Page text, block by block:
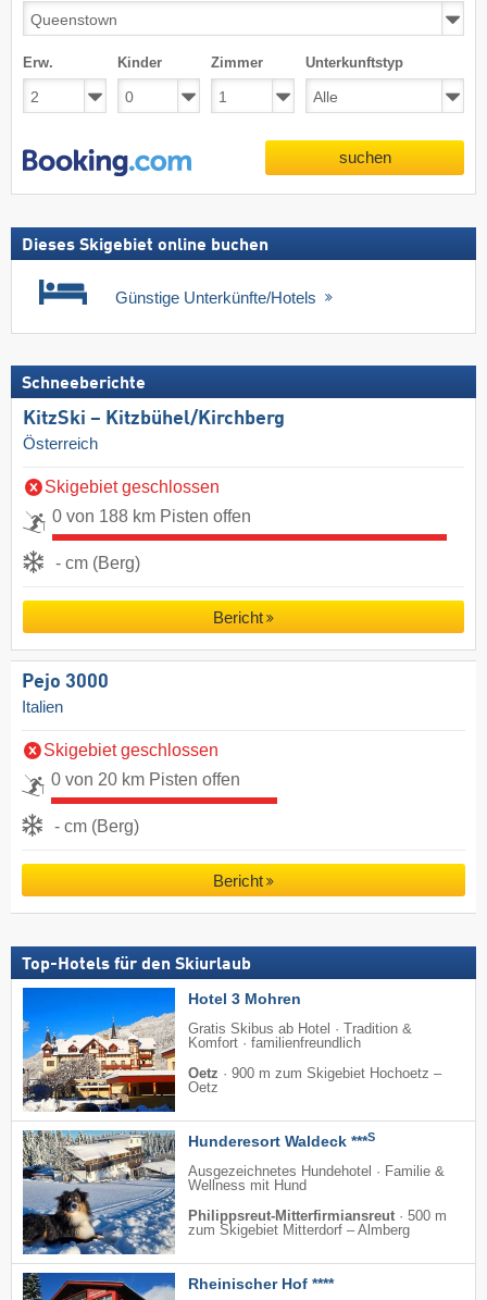
Erw. Kinder Zimmer Unterkunftstyp
suchen
Dieses Skigebiet online buchen
Günstige Unterkünfte/Hotels
Schneeberichte
KitzSki – Kitzbühel/​Kirchberg
Österreich
Skigebiet geschlossen
0 von 188 km Pisten offen
- cm (Berg)
Bericht
Pejo 3000
Italien
Skigebiet geschlossen
0 von 20 km Pisten offen
- cm (Berg)
Bericht
Top-Hotels für den Skiurlaub
Hotel 3 Mohren
Gratis Skibus ab Hotel · Tradition &
Komfort · familienfreundlich
Oetz · 900 m zum Skigebiet Hochoetz –
Oetz
Hunderesort Waldeck ***S
Ausgezeichnetes Hundehotel · Familie &
Wellness mit Hund
Philippsreut-Mitterfirmiansreut · 500 m
zum Skigebiet Mitterdorf – Almberg
Rheinischer Hof ****